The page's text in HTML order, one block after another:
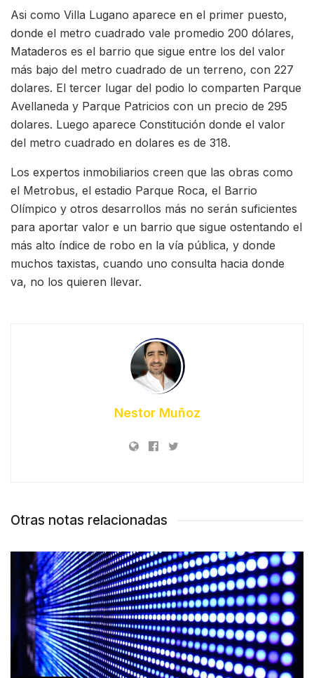
Asi como Villa Lugano aparece en el primer puesto,
donde el metro cuadrado vale promedio 200 dólares,
Mataderos es el barrio que sigue entre los del valor
más bajo del metro cuadrado de un terreno, con 227
dolares. El tercer lugar del podio lo comparten Parque
Avellaneda y Parque Patricios con un precio de 295
dolares. Luego aparece Constitución donde el valor
del metro cuadrado en dolares es de 318.
Los expertos inmobiliarios creen que las obras como
el Metrobus, el estadio Parque Roca, el Barrio
Olímpico y otros desarrollos más no serán suficientes
para aportar valor e un barrio que sigue ostentando el
más alto índice de robo en la vía pública, y donde
muchos taxistas, cuando uno consulta hacia donde
va, no los quieren llevar.
Nestor Muñoz
Otras notas relacionadas